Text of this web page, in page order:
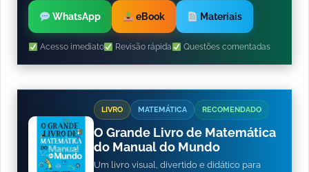
WhatsApp eBook Materiais
Acesso imediato Revisão rápida Questões comentadas
LIVRO MATEMÁTICA RECOMENDADO
O Grande Livro de Matemática
do Manual do Mundo
Um livro visual, divertido e didático para